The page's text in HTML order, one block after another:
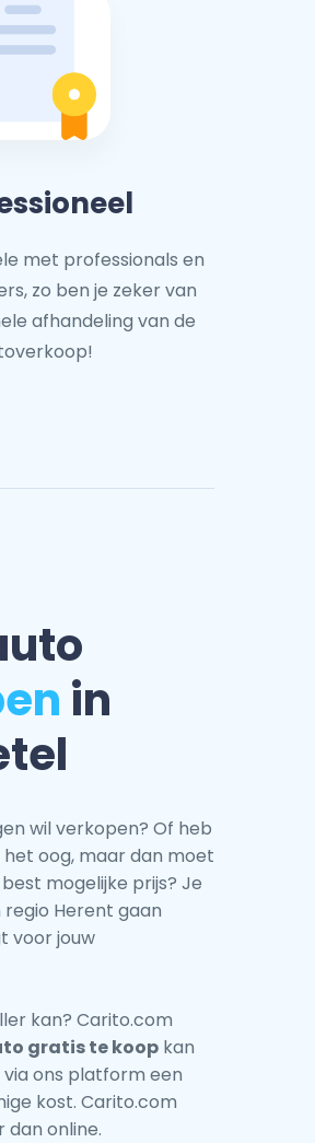
met professionals en
zo ben je zeker van
afhandeling van de
in
wil verkopen? Of heb
oog, maar dan moet
mogelijke prijs? Je
Herent gaan
voor jouw
kan? Carito.com
gratis te koop kan
ons platform een
kost. Carito.com
dan online.